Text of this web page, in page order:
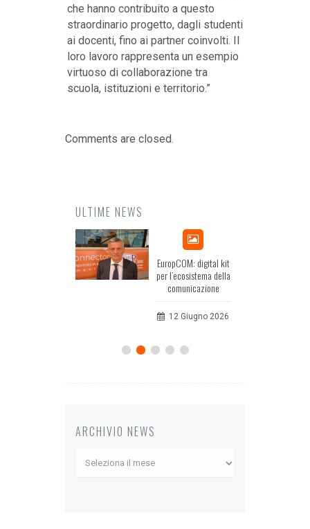
che hanno contribuito a questo
straordinario progetto, dagli studenti
ai docenti, fino ai partner coinvolti. Il
loro lavoro rappresenta un esempio
virtuoso di collaborazione tra
scuola, istituzioni e territorio.”
Comments are closed.
ULTIME NEWS
EuropCOM: digital kit
per l’ecosistema della
comunicazione
12 Giugno 2026
ARCHIVIO NEWS